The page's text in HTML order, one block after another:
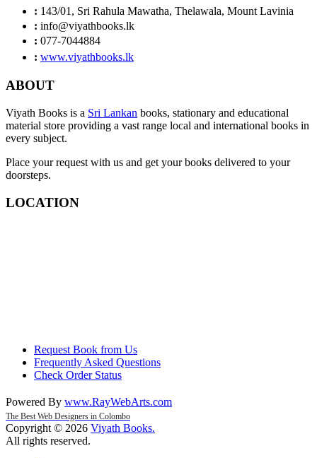
: 143/01, Sri Rahula Mawatha, Thelawala, Mount Lavinia
: info@viyathbooks.lk
: 077-7044884
: www.viyathbooks.lk
ABOUT
Viyath Books is a Sri Lankan books, stationary and educational
material store providing a vast range local and international books in
every subject.
Place your request with us and get your books delivered to your
doorsteps.
LOCATION
Request Book from Us
Frequently Asked Questions
Check Order Status
Powered By www.RayWebArts.com
The Best Web Designers in Colombo
Copyright © 2026 Viyath Books.
All rights reserved.